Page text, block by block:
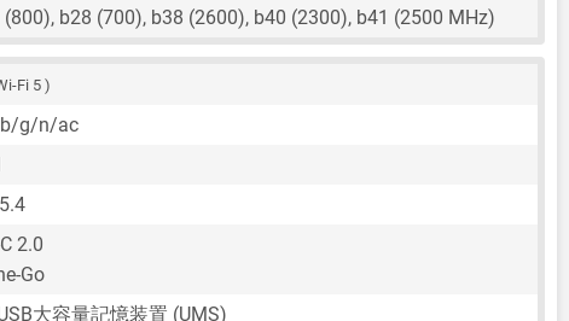
(800), b28 (700), b38 (2600), b40 (2300), b41 (2500 MHz)
Fi 5 )
g/n/ac
2.0
Go
大容量記憶装置 (UMS)